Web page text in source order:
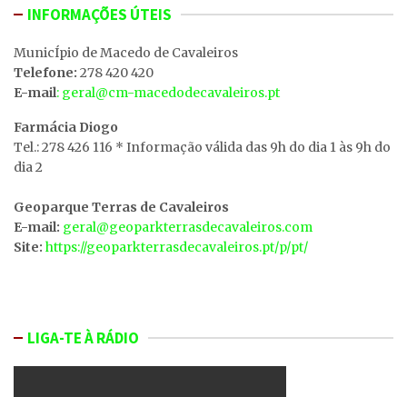
INFORMAÇÕES ÚTEIS
MunicÍpio de Macedo de Cavaleiros
Telefone: 278 420 420
E-mail: geral@cm-macedodecavaleiros.pt
Farmácia Diogo
Tel.: 278 426 116 * Informação válida das 9h do dia 1 às 9h do
dia 2
Geoparque Terras de Cavaleiros
E-mail: geral@geoparkterrasdecavaleiros.com
Site: https://geoparkterrasdecavaleiros.pt/p/pt/
LIGA-TE À RÁDIO